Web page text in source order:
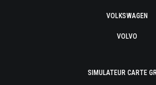
VOLKSWAGEN
VOLVO
SIMULATEUR CARTE